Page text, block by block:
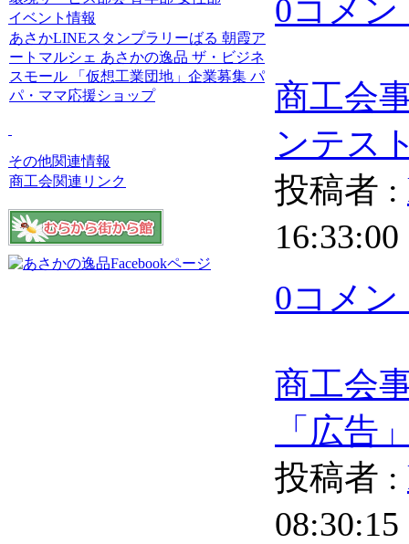
イベント情報
あさかLINEスタンプラリーばる 朝霞ア
ートマルシェ あさかの逸品 ザ・ビジネ
スモール
「仮想工業団地」企業募集 パ
パ・ママ応援ショップ
その他関連情報
商工会関連リンク
0コメン
商工会
ンテス
投稿者 :
16:33:00
0コメン
商工会
「広告
投稿者 :
08:30:15